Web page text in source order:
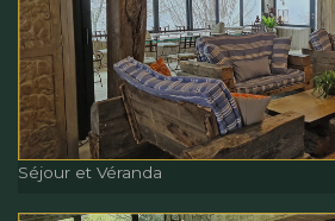
Séjour
Séjour et Véranda